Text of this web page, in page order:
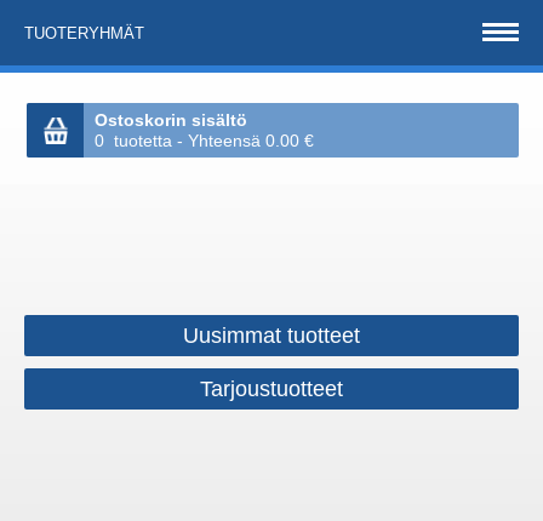
TUOTERYHMÄT
Ostoskorin sisältö
0 tuotetta - Yhteensä 0.00 €
Uusimmat tuotteet
Tarjoustuotteet